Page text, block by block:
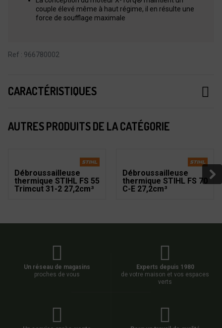
couple élevé même à haut régime, il en résulte une
force de soufflage maximale
Ref : 966780002
CARACTÉRISTIQUES
AUTRES PRODUITS DE LA CATÉGORIE
Débroussailleuse
thermique STIHL FS 55
Trimcut 31-2 27,2cm³
Débroussailleuse
thermique STIHL FS 70
C-E 27,2cm³
Un réseau de magasins
proches de vous
Experts depuis 1980
de votre maison et vos espaces
verts